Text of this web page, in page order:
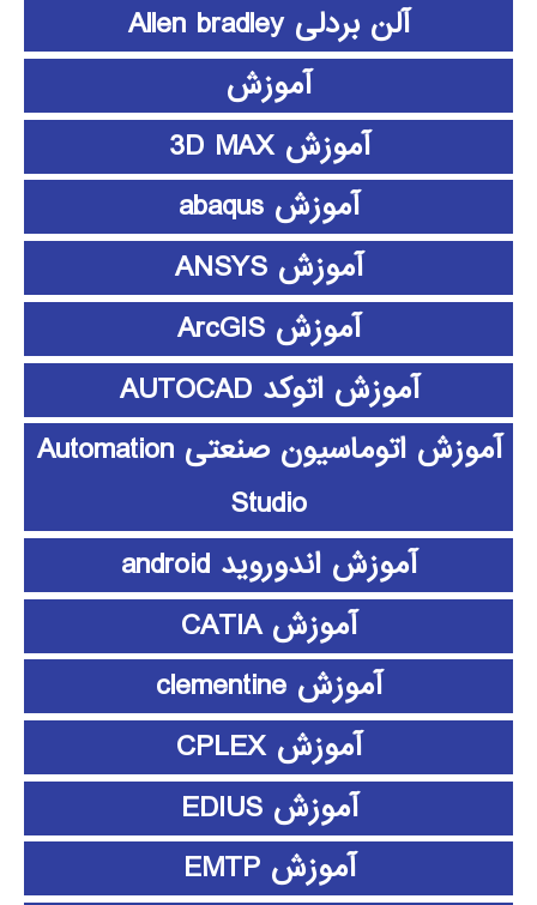
آلن بردلی Allen bradley
آموزش
آموزش 3D MAX
آموزش abaqus
آموزش ANSYS
آموزش ArcGIS
آموزش اتوکد AUTOCAD
آموزش اتوماسیون صنعتی Automation
Studio
آموزش اندوروید android
آموزش CATIA
آموزش clementine
آموزش CPLEX
آموزش EDIUS
آموزش EMTP